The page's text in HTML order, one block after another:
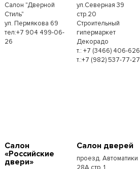
Салон "Дверной
Стиль"
ул. Пермякова 69
тел:+7 904 499-06-
26
ул.Северная 39
стр.20
Строительный
гипермаркет
Декорадо
т.: +7 (3466) 406-626
т.:+7 (982) 537-77-27
Салон
«Российские
двери»
Салон дверей
проезд. Автоматики
28А стр. 1